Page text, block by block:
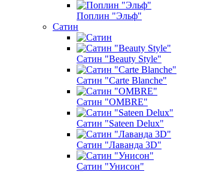
Поплин "Эльф"
Сатин
Сатин "Beauty Style"
Сатин "Carte Blanche"
Сатин "OMBRE"
Сатин "Sateen Delux"
Сатин "Лаванда 3D"
Сатин "Унисон"